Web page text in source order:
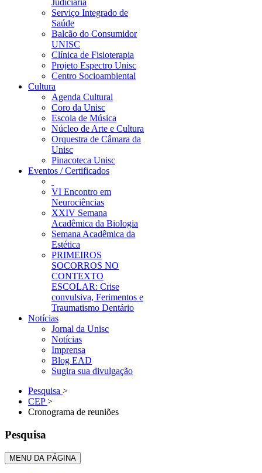
Judiciária
Serviço Integrado de
Saúde
Balcão do Consumidor
UNISC
Clínica de Fisioterapia
Projeto Espectro Unisc
Centro Socioambiental
Cultura
Agenda Cultural
Coro da Unisc
Escola de Música
Núcleo de Arte e Cultura
Orquestra de Câmara da
Unisc
Pinacoteca Unisc
Eventos / Certificados
VI Encontro em
Neurociências
XXIV Semana
Acadêmica da Biologia
Semana Acadêmica da
Estética
PRIMEIROS
SOCORROS NO
CONTEXTO
ESCOLAR: Crise
convulsiva, Ferimentos e
Traumatismo Dentário
Notícias
Jornal da Unisc
Notícias
Imprensa
Blog EAD
Sugira sua divulgação
Pesquisa >
CEP>
Cronograma de reuniões
Pesquisa
MENU DA PÁGINA